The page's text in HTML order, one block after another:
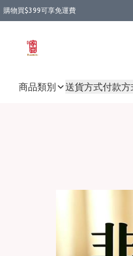
購物買$399可享免運費
商品類別 送貨方式付款方